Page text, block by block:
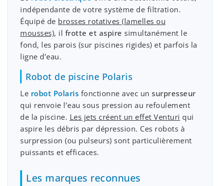
indépendante de votre système de filtration.
Équipé de brosses rotatives (lamelles ou
mousses), il frotte et aspire simultanément le
fond, les parois (sur piscines rigides) et parfois la
ligne d’eau.
Robot de piscine Polaris
Le robot Polaris fonctionne avec un surpresseur
qui renvoie l’eau sous pression au refoulement
de la piscine. Les jets créent un effet Venturi qui
aspire les débris par dépression. Ces robots à
surpression (ou pulseurs) sont particulièrement
puissants et efficaces.
Les marques reconnues